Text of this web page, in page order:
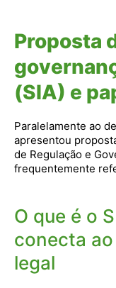
Proposta
(SIA) e
Paralelamente ao
apresentou
de Regulação e
frequentemente
O que é o
conecta
legal